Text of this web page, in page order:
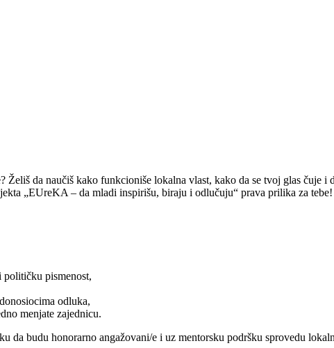
Želiš da naučiš kako funkcioniše lokalna vlast, kako da se tvoj glas čuje i
„EUreKA – da mladi inspirišu, biraju i odlučuju“ prava prilika za tebe!
političku pismenost,
odluka,
menjate zajednicu.
da budu honorarno angažovani/e i uz mentorsku podršku sprovedu